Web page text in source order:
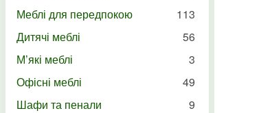
Меблі для передпокою
113
Дитячі меблі
56
М’які меблі
3
Офісні меблі
49
Шафи та пенали
9